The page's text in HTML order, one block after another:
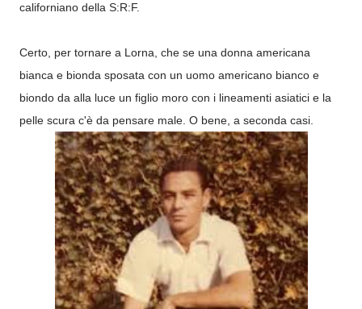
californiano della S:R:F.
Certo, per tornare a Lorna, che se una donna americana
bianca e bionda sposata con un uomo americano bianco e
biondo da alla luce un figlio moro con i lineamenti asiatici e la
pelle scura c'è da pensare male. O bene, a seconda casi.